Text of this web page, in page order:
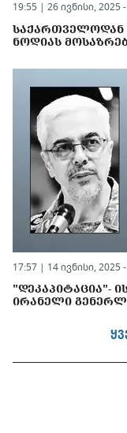
19:55 | 26 ივნისი, 2025 -
ᲡᲐᲥᲐᲠᲗᲕᲔᲚᲝᲓᲐᲜ
ᲜᲝᲓᲘᲐᲡ
17:57 | 14 ივნისი, 2025 -
"ᲓᲔᲙᲐᲞᲘᲢᲐᲪᲘᲐ"-
ᲘᲠᲐᲜᲔᲚᲘ